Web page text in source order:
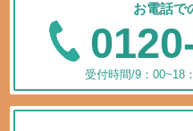
お電話で
受付時間/9：00~18